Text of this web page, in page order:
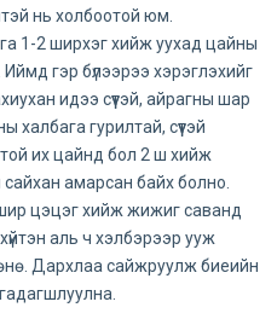
нь холбоотой юм.
1-2 ширхэг хийж уухад цайны
гэр бүлээрээ хэрэглэхийг
идээ сүүтэй, айрагны шар
гурилтай, сүүтэй
их цайнд бол 2 ш хийж
амарсан байх болно.
цэцэг хийж жижиг саванд
аль ч хэлбэрээр ууж
Дархлаа сайжруулж биеийн